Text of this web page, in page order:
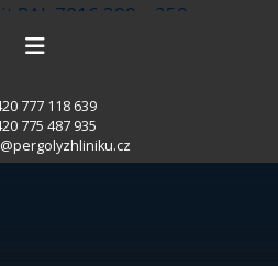
777 118 639
775 487 935
7016 300 x 250 cm
pergola stříbrná RAL9006